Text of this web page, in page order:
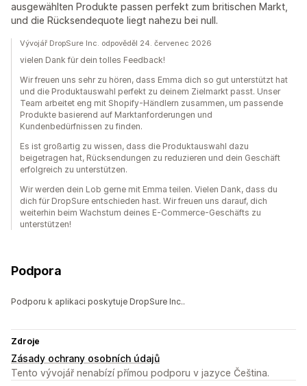
ausgewählten Produkte passen perfekt zum britischen Markt,
und die Rücksendequote liegt nahezu bei null.
Vývojář DropSure Inc. odpověděl 24. červenec 2026
vielen Dank für dein tolles Feedback!
Wir freuen uns sehr zu hören, dass Emma dich so gut unterstützt hat
und die Produktauswahl perfekt zu deinem Zielmarkt passt. Unser
Team arbeitet eng mit Shopify-Händlern zusammen, um passende
Produkte basierend auf Marktanforderungen und
Kundenbedürfnissen zu finden.
Es ist großartig zu wissen, dass die Produktauswahl dazu
beigetragen hat, Rücksendungen zu reduzieren und dein Geschäft
erfolgreich zu unterstützen.
Wir werden dein Lob gerne mit Emma teilen. Vielen Dank, dass du
dich für DropSure entschieden hast. Wir freuen uns darauf, dich
weiterhin beim Wachstum deines E-Commerce-Geschäfts zu
unterstützen!
Podpora
Podporu k aplikaci poskytuje DropSure Inc..
Zdroje
Zásady ochrany osobních údajů
Tento vývojář nenabízí přímou podporu v jazyce Čeština.